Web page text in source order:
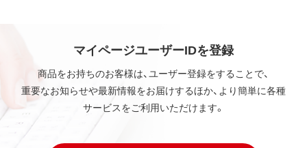
マイページユーザーIDを登録
商品をお持ちのお客様は、ユーザー登録をすることで、
重要なお知らせや最新情報をお届けするほか、より簡単に各種
サービスをご利用いただけます。